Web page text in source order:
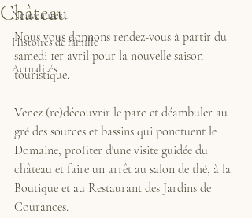
Nouveautés
Histoires de famille
Actualités
Château
Nous vous donnons rendez-vous à partir du
samedi 1er avril pour la nouvelle saison
touristique.
Venez (re)découvrir le parc et déambuler au
gré des sources et bassins qui ponctuent le
Domaine, profiter d'une visite guidée du
château et faire un arrêt au salon de thé, à la
Boutique et au Restaurant des Jardins de
Courances.